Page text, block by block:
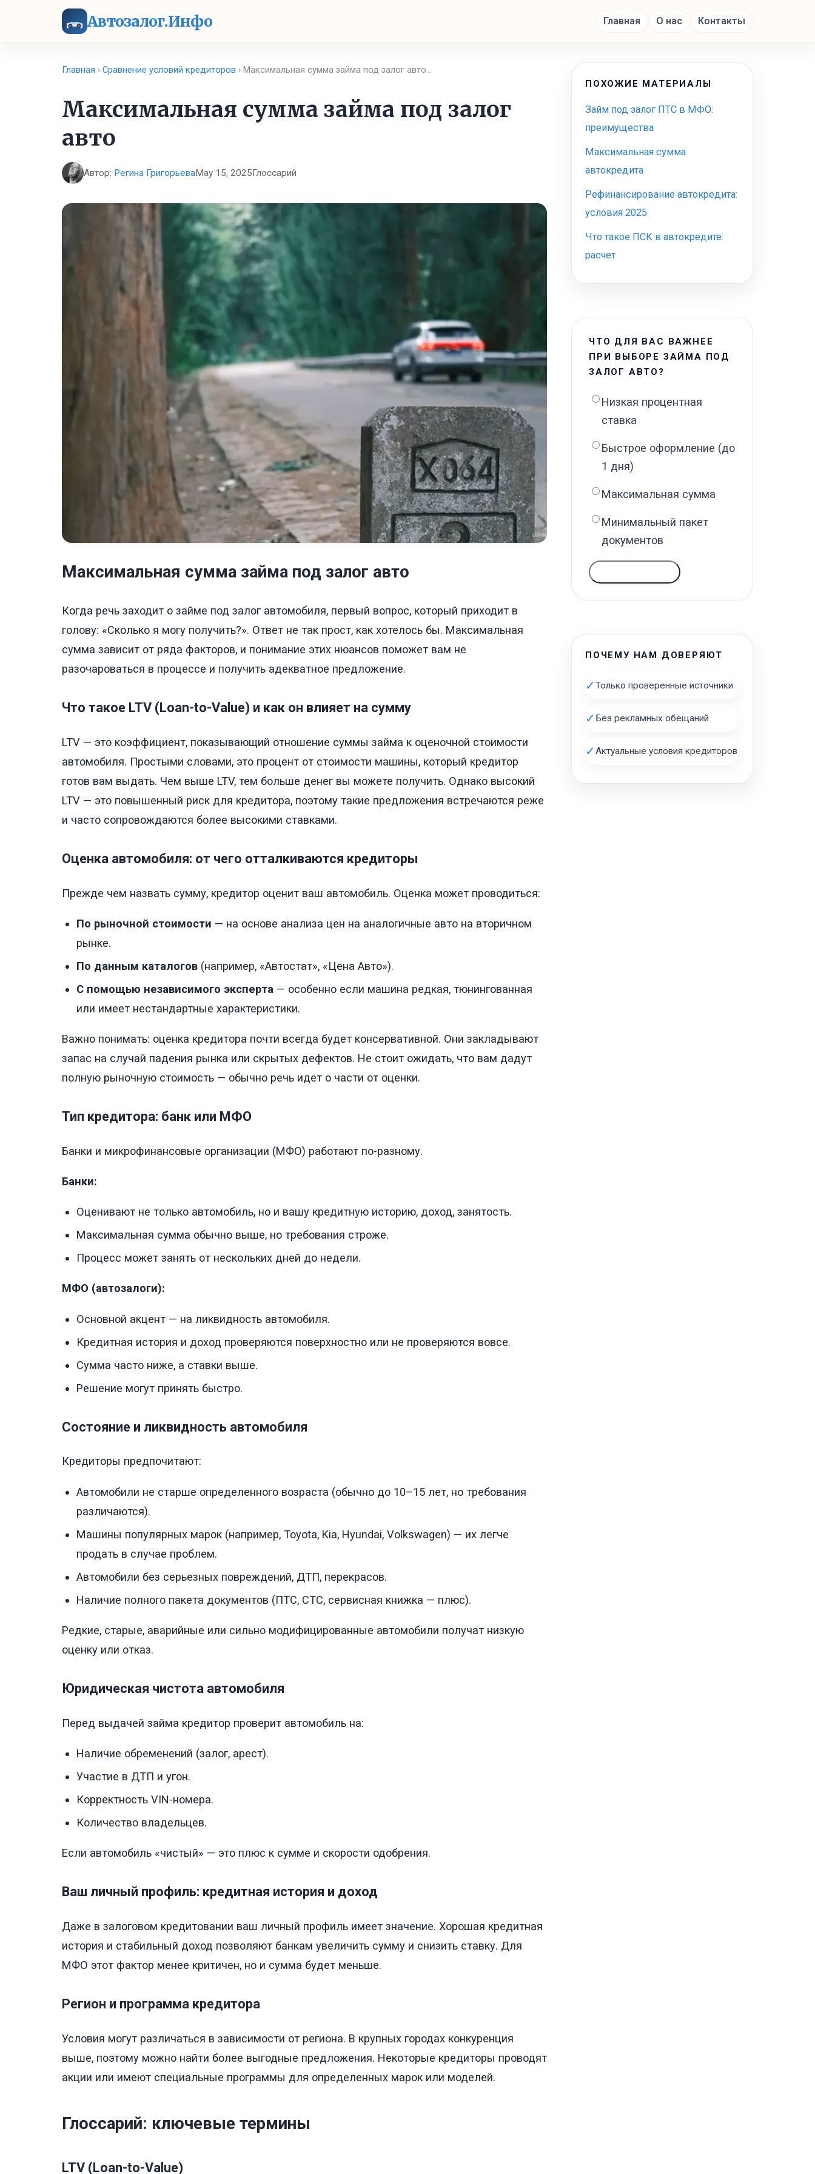
Автозалог.Инфо Главная О нас Контакты
Главная › Сравнение условий кредиторов › Максимальная сумма займа под залог авто…
Максимальная сумма займа под залог
авто
Автор: Регина ГригорьеваMay 15, 2025Глоссарий
Максимальная сумма займа под залог авто
Когда речь заходит о займе под залог автомобиля, первый вопрос, который приходит в
голову: «Сколько я могу получить?». Ответ не так прост, как хотелось бы. Максимальная
сумма зависит от ряда факторов, и понимание этих нюансов поможет вам не
разочароваться в процессе и получить адекватное предложение.
Что такое LTV (Loan-to-Value) и как он влияет на сумму
LTV — это коэффициент, показывающий отношение суммы займа к оценочной стоимости
автомобиля. Простыми словами, это процент от стоимости машины, который кредитор
готов вам выдать. Чем выше LTV, тем больше денег вы можете получить. Однако высокий
LTV — это повышенный риск для кредитора, поэтому такие предложения встречаются реже
и часто сопровождаются более высокими ставками.
Оценка автомобиля: от чего отталкиваются кредиторы
Прежде чем назвать сумму, кредитор оценит ваш автомобиль. Оценка может проводиться:
По рыночной стоимости — на основе анализа цен на аналогичные авто на вторичном
рынке.
По данным каталогов (например, «Автостат», «Цена Авто»).
С помощью независимого эксперта — особенно если машина редкая, тюнингованная
или имеет нестандартные характеристики.
Важно понимать: оценка кредитора почти всегда будет консервативной. Они закладывают
запас на случай падения рынка или скрытых дефектов. Не стоит ожидать, что вам дадут
полную рыночную стоимость — обычно речь идет о части от оценки.
Тип кредитора: банк или МФО
Банки и микрофинансовые организации (МФО) работают по-разному.
Банки:
Оценивают не только автомобиль, но и вашу кредитную историю, доход, занятость.
Максимальная сумма обычно выше, но требования строже.
Процесс может занять от нескольких дней до недели.
МФО (автозалоги):
Основной акцент — на ликвидность автомобиля.
Кредитная история и доход проверяются поверхностно или не проверяются вовсе.
Сумма часто ниже, а ставки выше.
Решение могут принять быстро.
Состояние и ликвидность автомобиля
Кредиторы предпочитают:
Автомобили не старше определенного возраста (обычно до 10–15 лет, но требования
различаются).
Машины популярных марок (например, Toyota, Kia, Hyundai, Volkswagen) — их легче
продать в случае проблем.
Автомобили без серьезных повреждений, ДТП, перекрасов.
Наличие полного пакета документов (ПТС, СТС, сервисная книжка — плюс).
Редкие, старые, аварийные или сильно модифицированные автомобили получат низкую
оценку или отказ.
Юридическая чистота автомобиля
Перед выдачей займа кредитор проверит автомобиль на:
Наличие обременений (залог, арест).
Участие в ДТП и угон.
Корректность VIN-номера.
Количество владельцев.
Если автомобиль «чистый» — это плюс к сумме и скорости одобрения.
Ваш личный профиль: кредитная история и доход
Даже в залоговом кредитовании ваш личный профиль имеет значение. Хорошая кредитная
история и стабильный доход позволяют банкам увеличить сумму и снизить ставку. Для
МФО этот фактор менее критичен, но и сумма будет меньше.
Регион и программа кредитора
Условия могут различаться в зависимости от региона. В крупных городах конкуренция
выше, поэтому можно найти более выгодные предложения. Некоторые кредиторы проводят
акции или имеют специальные программы для определенных марок или моделей.
Глоссарий: ключевые термины
LTV (Loan-to-Value)
ПОХОЖИЕ МАТЕРИАЛЫ
Займ под залог ПТС в МФО:
преимущества
Максимальная сумма
автокредита
Рефинансирование автокредита:
условия 2025
Что такое ПСК в автокредите:
расчет
ЧТО ДЛЯ ВАС ВАЖНЕЕ
ПРИ ВЫБОРЕ ЗАЙМА ПОД
ЗАЛОГ АВТО?
Низкая процентная
ставка
Быстрое оформление (до
1 дня)
Максимальная сумма
Минимальный пакет
документов
ПОЧЕМУ НАМ ДОВЕРЯЮТ
✓Только проверенные источники
✓ Без рекламных обещаний
✓Актуальные условия кредиторов